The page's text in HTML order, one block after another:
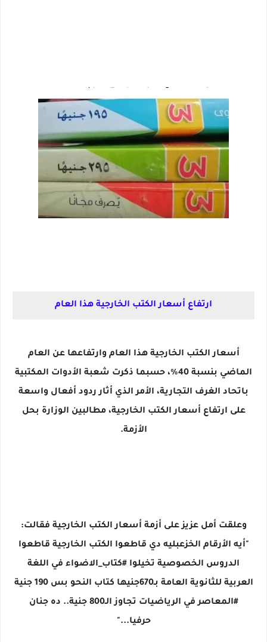
ارتفاع أسعار الكتب الخارجية هذا العام
أسعار الكتب الخارجية هذا العام وارتفاعها عن العام
الماضي بنسبة 40%، حسبما ذكرت شعبة الأدوات المكتبية
باتحاد الغرف التجارية، الأمر الذي أثار ردود أفعال واسعة
على ارتفاع أسعار الكتب الخارجية، مطالبين الوزارة بحل
الأزمة.
وعلقت أمل عزيز على أزمة أسعار الكتب الخارجية فقالت:
"أيه الأرقام الخزعبليه دي قاطعوا الكتب الخارجية قاطعوا
الدروس الخصوصية تخيلوا #كتاب_الاضواء في اللغة
العربية للثانوية العامة بـ670جنيها كتاب النحو بس 190 جنية
#المعاصر في الرياضيات تجاوز الـ800 جنية.. ده جنان
حرفيا..."